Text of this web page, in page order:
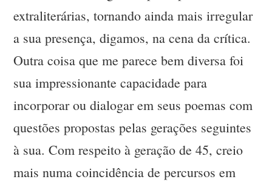
extraliterárias, tornando ainda mais irregular
a sua presença, digamos, na cena da crítica.
Outra coisa que me parece bem diversa foi
sua impressionante capacidade para
incorporar ou dialogar em seus poemas com
questões propostas pelas gerações seguintes
à sua. Com respeito à geração de 45, creio
mais numa coincidência de percursos em